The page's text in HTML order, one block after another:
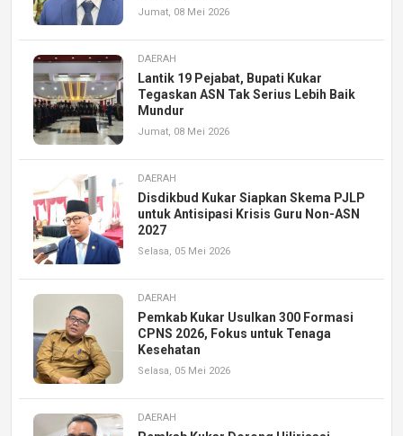
Jumat, 08 Mei 2026
DAERAH
Lantik 19 Pejabat, Bupati Kukar
Tegaskan ASN Tak Serius Lebih Baik
Mundur
Jumat, 08 Mei 2026
DAERAH
Disdikbud Kukar Siapkan Skema PJLP
untuk Antisipasi Krisis Guru Non-ASN
2027
Selasa, 05 Mei 2026
DAERAH
Pemkab Kukar Usulkan 300 Formasi
CPNS 2026, Fokus untuk Tenaga
Kesehatan
Selasa, 05 Mei 2026
DAERAH